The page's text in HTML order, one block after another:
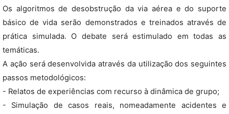
Os algoritmos de desobstrução da via aérea e do suporte
básico de vida serão demonstrados e treinados através de
prática simulada. O debate será estimulado em todas as
temáticas.
A ação será desenvolvida através da utilização dos seguintes
passos metodológicos:
- Relatos de experiências com recurso à dinâmica de grupo;
- Simulação de casos reais, nomeadamente acidentes e